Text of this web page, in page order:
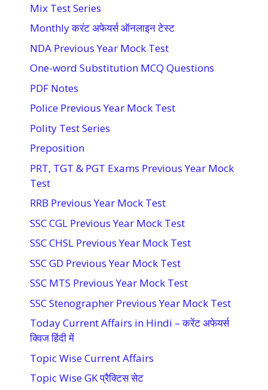
Mix Test Series
Monthly करंट अफेयर्स ऑनलाइन टेस्ट
NDA Previous Year Mock Test
One-word Substitution MCQ Questions
PDF Notes
Police Previous Year Mock Test
Polity Test Series
Preposition
PRT, TGT & PGT Exams Previous Year Mock
Test
RRB Previous Year Mock Test
SSC CGL Previous Year Mock Test
SSC CHSL Previous Year Mock Test
SSC GD Previous Year Mock Test
SSC MTS Previous Year Mock Test
SSC Stenographer Previous Year Mock Test
Today Current Affairs in Hindi – करेंट अफेयर्स
क्विज हिंदी में
Topic Wise Current Affairs
Topic Wise GK प्रैक्टिस सेट